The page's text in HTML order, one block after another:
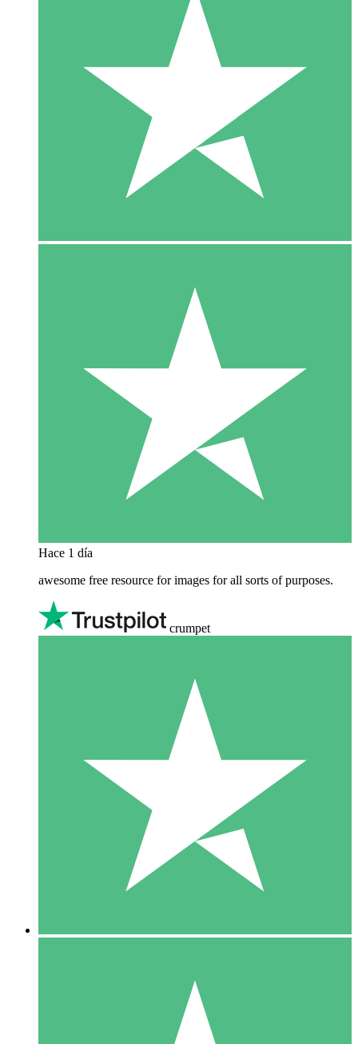
Hace 1 día
awesome free resource for images for all sorts of purposes.
crumpet